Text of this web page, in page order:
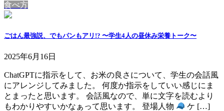
食べ方
ごはん最強説、でもパンもアリ!? 〜学生4人の昼休み栄養トーク〜
2025年6月16日
ChatGPTに指示をして、お米の良さについて、学生の会話風
にアレンジしてみました。 何度か指示をしていい感じにま
とまったと思います。 会話風なので、単に文字を読むより
もわかりやすいかなぁって思います。 登場人物
ケ […]